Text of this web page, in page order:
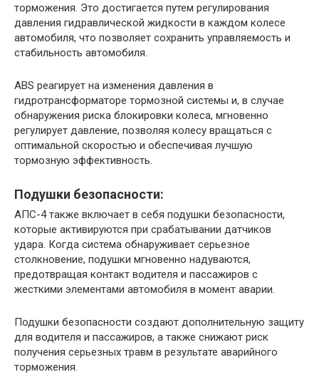
торможения. Это достигается путем регулирования
давления гидравлической жидкости в каждом колесе
автомобиля, что позволяет сохранить управляемость и
стабильность автомобиля.
ABS реагирует на изменения давления в
гидротрансформаторе тормозной системы и, в случае
обнаружения риска блокировки колеса, мгновенно
регулирует давление, позволяя колесу вращаться с
оптимальной скоростью и обеспечивая лучшую
тормозную эффективность.
Подушки безопасности:
АПС-4 также включает в себя подушки безопасности,
которые активируются при срабатывании датчиков
удара. Когда система обнаруживает серьезное
столкновение, подушки мгновенно надуваются,
предотвращая контакт водителя и пассажиров с
жесткими элементами автомобиля в момент аварии.
Подушки безопасности создают дополнительную защиту
для водителя и пассажиров, а также снижают риск
получения серьезных травм в результате аварийного
торможения.